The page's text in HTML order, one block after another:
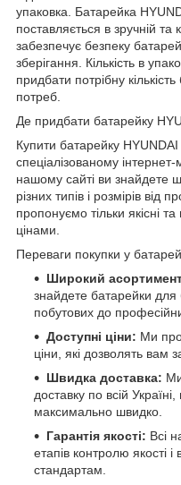
упаковка. Батарейка
поставляється в зручній та
забезпечує безпеку
зберігання. Кількість в
придбати потрібну
потреб.
Де придбати батарейку
Купити батарейку
спеціалізованому інтернет-
нашому сайті ви знайдете
різних типів і розмірів від
пропонуємо тільки якісні
цінами.
Переваги покупки у
Широкий
знайдете батарейки для
побутових до
Доступні ціни: Ми
ціни, які дозволять вам
Швидка доставка:
доставку по всій
максимально швидко.
Гарантія якості: Всі
етапів контролю якості
стандартам.